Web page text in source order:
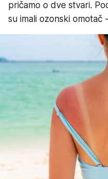
pričamo o dve stvari.
su imali ozonski omotač